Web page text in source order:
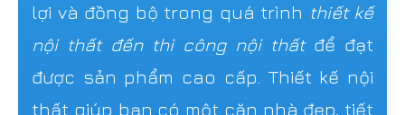
lợi và đồng bộ trong quá trình thiết kế
nội thất đến thi công nội thấtđể đạt
được sản phẩm cao cấp. Thiết kế nội
thất giúp bạn có một căn nhà đẹp, tiết